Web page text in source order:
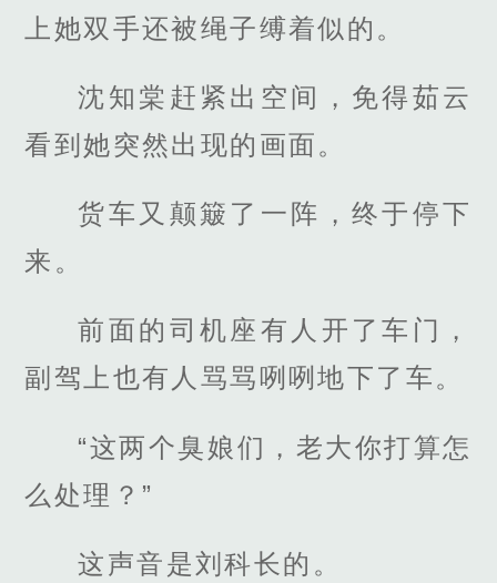
上她双手还被绳子缚着似的。
沈知棠赶紧出空间，免得茹云
看到她突然出现的画面。
货车又颠簸了一阵，终于停下
来。
前面的司机座有人开了车门，
副驾上也有人骂骂咧咧地下了车。
“这两个臭娘们，老大你打算怎
么处理？”
这声音是刘科长的。